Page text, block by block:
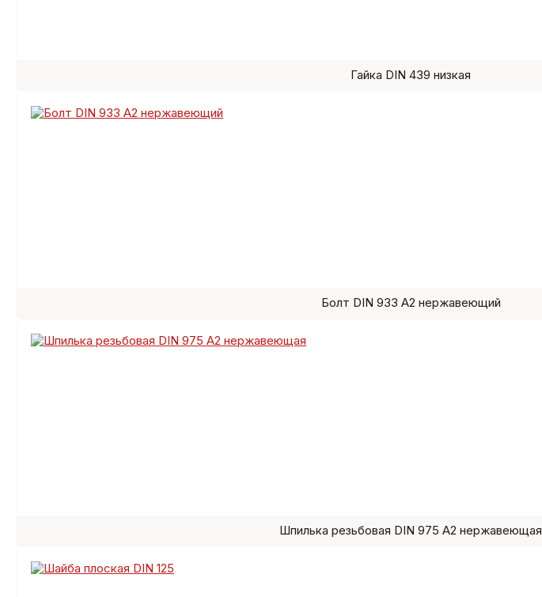
Гайка DIN 439 низкая
Болт DIN 933 A2 нержавеющий
Шпилька резьбовая DIN 975 A2 нержавеющая